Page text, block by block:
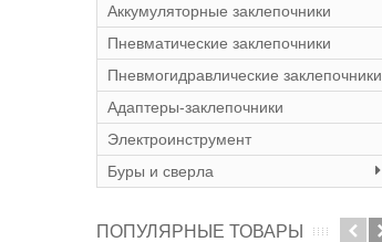
Аккумуляторные заклепочники
Пневматические заклепочники
Пневмогидравлические заклепочники
Адаптеры-заклепочники
Электроинструмент
Буры и сверла
ПОПУЛЯРНЫЕ ТОВАРЫ